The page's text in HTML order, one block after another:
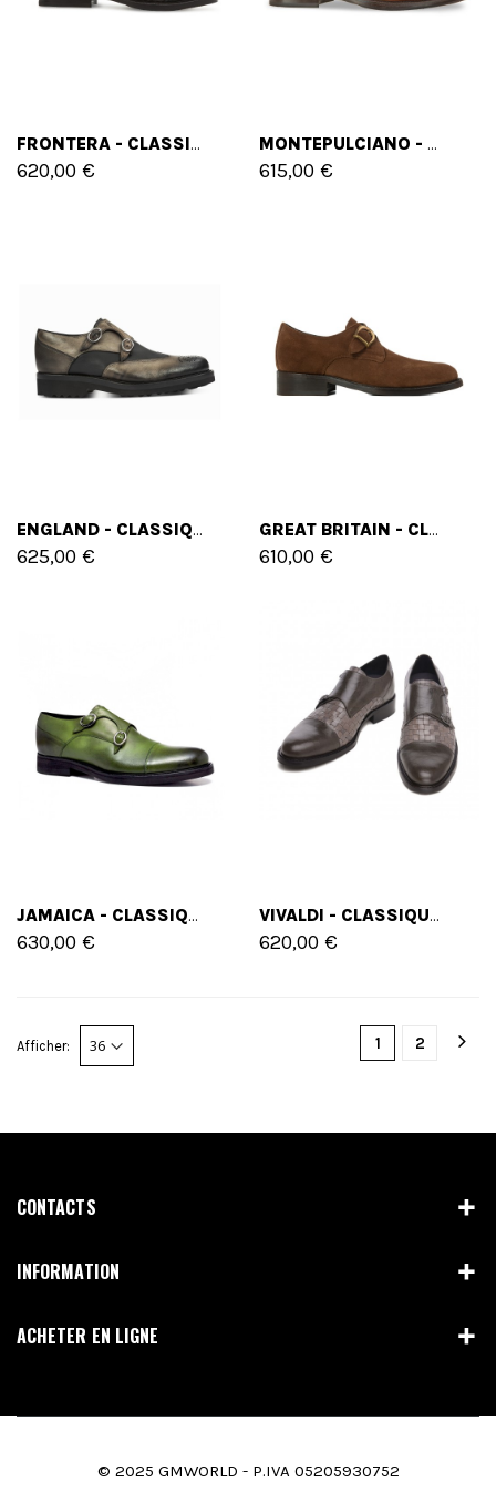
FRONTERA - CLASSIQUES CHAUSSURES REHAUSSANTES EN CUIR DE 6 CM À 8 CM EN PLUS
620,00 €
MONTEPULCIANO - CLASSIQUES CHAUSSURES REHAUSSANTES EN CUIR PLEINE FLEUR DE 6 CM À 8 CM EN PLUS
615,00 €
ENGLAND - CLASSIQUES CHAUSSURES REHAUSSANTES EN MÉLANGE DE CUIRS DE 6 CM À 8 CM EN PLUS
625,00 €
GREAT BRITAIN - CLASSIQUES CHAUSSURES REHAUSSANTES EN CUIR DAIM DE 6 CM À 8 CM EN PLUS
610,00 €
JAMAICA - CLASSIQUES CHAUSSURES REHAUSSANTES EN CUIR PLEINE FLEUR DE 6 CM À 8 CM EN PLUS
630,00 €
VIVALDI - CLASSIQUES CHAUSSURES REHAUSSANTES EN CUIR TRESSÉ DE 6 CM À 8 CM EN PLUS
620,00 €
1 2
Afficher:
CONTACTS
INFORMATION
ACHETER EN LIGNE
© 2025 GMWORLD - P.IVA 05205930752